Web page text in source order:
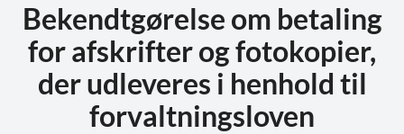
Bekendtgørelse om betaling
for afskrifter og fotokopier,
der udleveres i henhold til
forvaltningsloven